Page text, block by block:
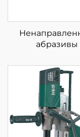
абразивы